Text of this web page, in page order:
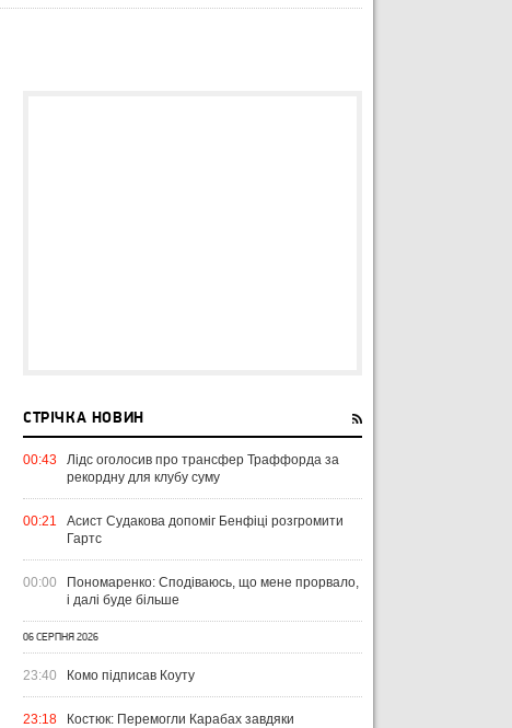
СТРІЧКА НОВИН
00:43
Лідс оголосив про трансфер Траффорда за
рекордну для клубу суму
00:21
Асист Судакова допоміг Бенфіці розгромити
Гартс
00:00
Пономаренко: Сподіваюсь, що мене прорвало,
і далі буде більше
06 СЕРПНЯ 2026
23:40 Комо підписав Коуту
23:18
Костюк: Перемогли Карабах завдяки